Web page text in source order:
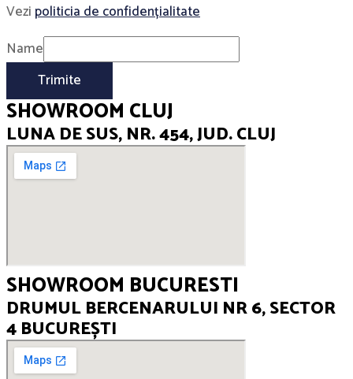
Vezi politicia de confidențialitate
Name
Trimite
SHOWROOM CLUJ
LUNA DE SUS, NR. 454, JUD. CLUJ
SHOWROOM BUCURESTI
DRUMUL BERCENARULUI NR 6, SECTOR
4 BUCUREȘTI